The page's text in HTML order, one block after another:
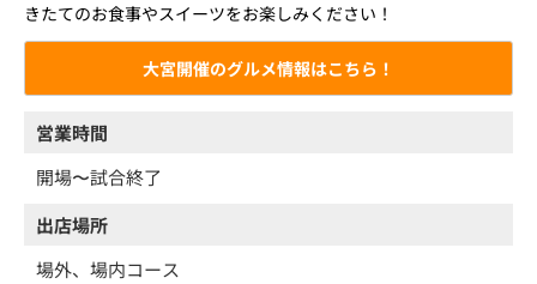
きたてのお食事やスイーツをお楽しみください！
大宮開催のグルメ情報はこちら！
営業時間
開場〜試合終了
出店場所
場外、場内コース